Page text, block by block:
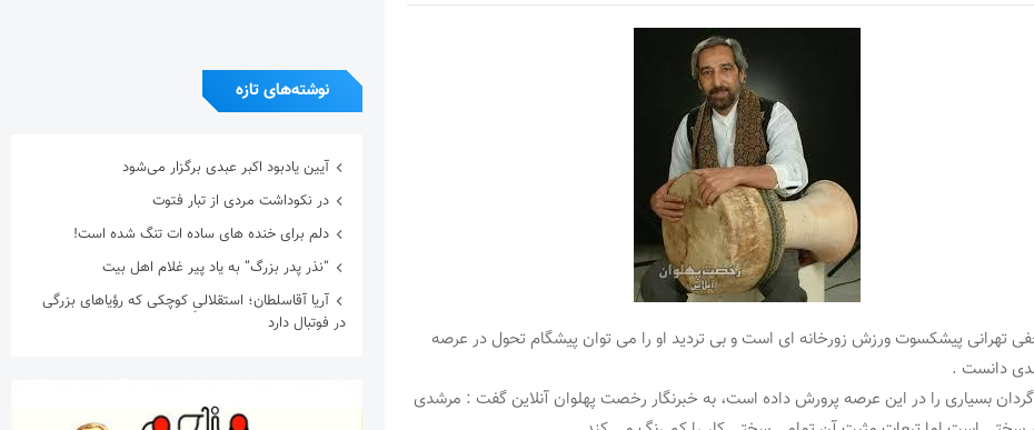
تهرانی پیشکسوت ورزش زورخانه ای است و بی تردید او را می توان پیشگام تحول در عرصه
دانست .
بسیاری را در این عرصه پرورش داده است، به خبرنگار رخصت پهلوان آنلاین گفت : مرشدی
نوشته‌های تازه
آیین یادبود اکبر عبدی برگزار می‌شود
در نکوداشت مردی از تبار فتوت
دلم برای خنده های ساده ات تنگ شده است!
“نذر پدر بزرگ” به یاد پیر غلام اهل بیت
آریا آقاسلطان؛ استقلالیِ کوچکی که رؤیاهای بزرگی
در فوتبال دارد